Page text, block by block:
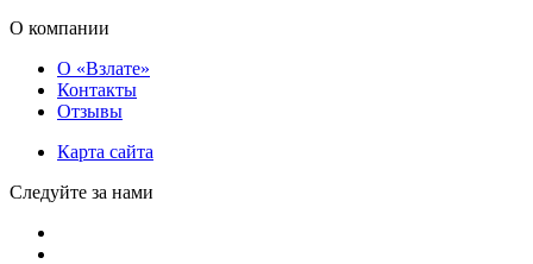
О компании
О «Взлате»
Контакты
Отзывы
Карта сайта
Следуйте за нами